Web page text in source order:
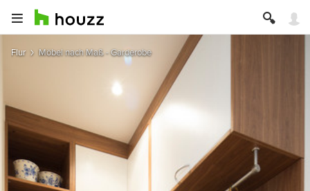
Flur Möbel nach Maß - Garderobe